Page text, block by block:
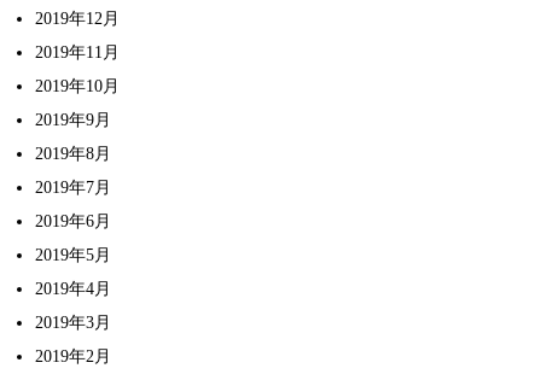
2019年12月
2019年11月
2019年10月
2019年9月
2019年8月
2019年7月
2019年6月
2019年5月
2019年4月
2019年3月
2019年2月